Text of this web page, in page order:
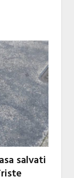
salvati